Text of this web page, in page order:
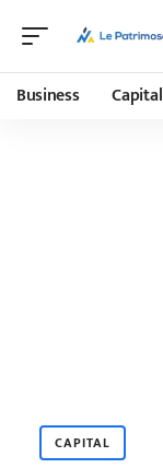
Business Capital
CAPITAL